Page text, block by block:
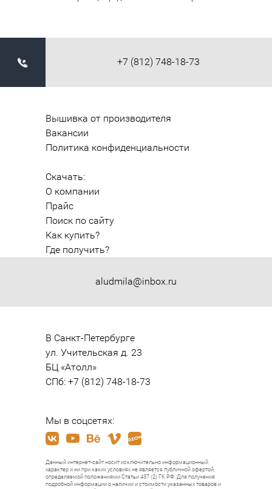
+7 (812) 748-18-73
aludmila@inbox.ru
Вышивка от производителя
Вакансии
Политика конфиденциальности
Скачать:
О компании
Прайс
Поиск по сайту
Как купить?
Где получить?
В Санкт-Петербурге
ул. Учительская д. 23
БЦ «Атолл»
СПб: +7 (812) 748-18-73
Мы в соцсетях:
Данный интернет-сайт носит исключительно информационный
характер и ни при каких условиях не является публичной офертой,
определяемой положениями Статьи 437 (2) ГК РФ. Для получения
подробной информации о наличии и стоимости указанных товаров и